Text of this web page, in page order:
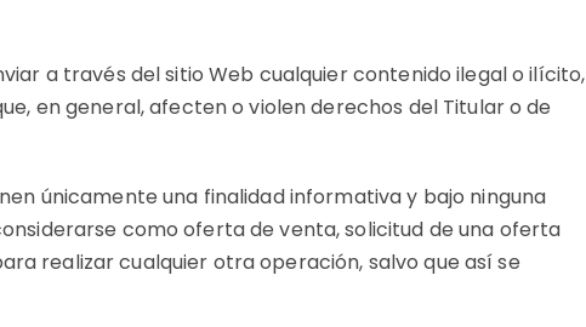
a través del sitio Web cualquier contenido ilegal o ilícito,
en general, afecten o violen derechos del Titular o de
únicamente una finalidad informativa y bajo ninguna
como oferta de venta, solicitud de una oferta
realizar cualquier otra operación, salvo que así se